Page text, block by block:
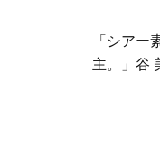
「シア
主。」谷